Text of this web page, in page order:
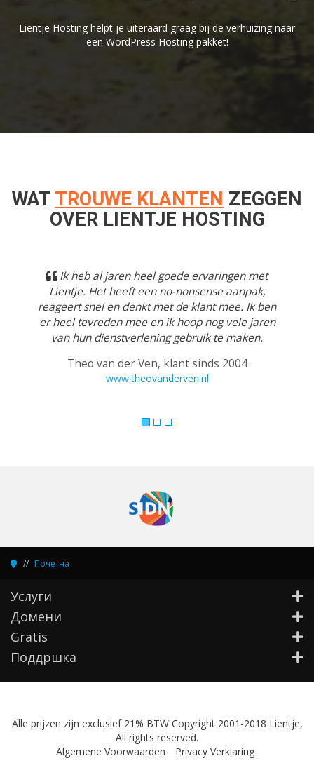
Lientje Hosting helpt je uiteraard graag bij de verhuizing naar
een WordPress Hosting pakket!
WAT TROUWE KLANTEN ZEGGEN
OVER LIENTJE HOSTING
Ik heb al jaren heel goede ervaringen met
Lientje. Het heeft een no-nonsense aanpak,
reageert snel en denkt met de klant mee. Ik ben
er heel tevreden mee en ik hoop nog vele jaren
van hun dienstverlening gebruik te maken.
Theo van der Ven, klant sinds 2004
www.theovanderven.nl
Previous
Почетна
Услуги
Домени
Gratis
Поддршка
Alle prijzen zijn exclusief 21% BTW Copyright 2001-2018 Lientje,
All rights reserved.
Algemene Voorwaarden
Privacy Verklaring